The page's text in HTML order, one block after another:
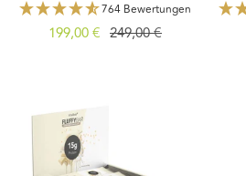
764 Bewertungen
Angebotspreis
199,00 € Regulärer
249,00 €